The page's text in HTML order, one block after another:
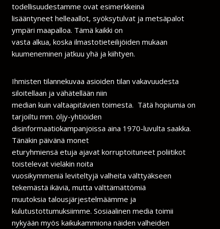
todellisuudestamme ovat esimerkkeinä
lisääntyneet helleaallot, syöksytulvat ja metsäpalot
ympäri maapalloa. Tämä kaikki on
vasta alkua, koska ilmastotieteilijöiden mukaan
kuumeneminen jatkuu yhä ja kiihtyen.
Ihmisten tilannekuvaa asioiden tilan vakavuudesta
siloitellaan ja vähätellään niin
median kuin valtaapitävien toimesta. Tätä hopiumia on
tarjoiltu mm. öljy-yhtiöiden
disinformaatiokampanjoissa aina 1970-luvulta saakka.
Tänäkin päivänä monet
eturyhmiensä etuja ajavat korruptoituneet poliitikot
toistelevat vieläkin noita
vuosikymmeniä leviteltyjä valheita välttyäkseen
tekemästä ikäviä, mutta välttämättömiä
muutoksia talousjärjestelmäämme ja
kulutustottumuksiimme. Sosiaalinen media toimii
nykyään myös kaikukammiona näiden valheiden